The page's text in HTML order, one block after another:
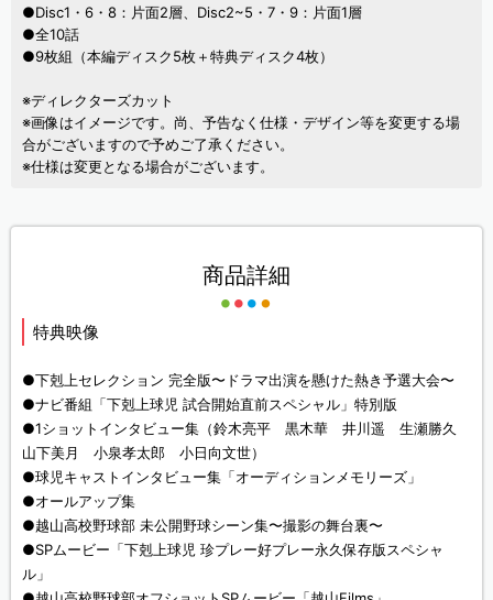
●Disc1・6・8：片面2層、Disc2~5・7・9：片面1層
●全10話
●9枚組（本編ディスク5枚＋特典ディスク4枚）
※ディレクターズカット
※画像はイメージです。尚、予告なく仕様・デザイン等を変更する場
合がございますので予めご了承ください。
※仕様は変更となる場合がございます。
商品詳細
特典映像
●下剋上セレクション 完全版〜ドラマ出演を懸けた熱き予選大会〜
●ナビ番組「下剋上球児 試合開始直前スペシャル」特別版
●1ショットインタビュー集（鈴木亮平 黒木華 井川遥 生瀬勝久
山下美月 小泉孝太郎 小日向文世）
●球児キャストインタビュー集「オーディションメモリーズ」
●オールアップ集
●越山高校野球部 未公開野球シーン集〜撮影の舞台裏〜
●SPムービー「下剋上球児 珍プレー好プレー永久保存版スペシャ
ル」